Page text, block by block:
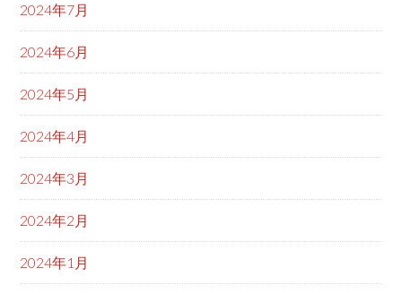
2024年7月
2024年6月
2024年5月
2024年4月
2024年3月
2024年2月
2024年1月